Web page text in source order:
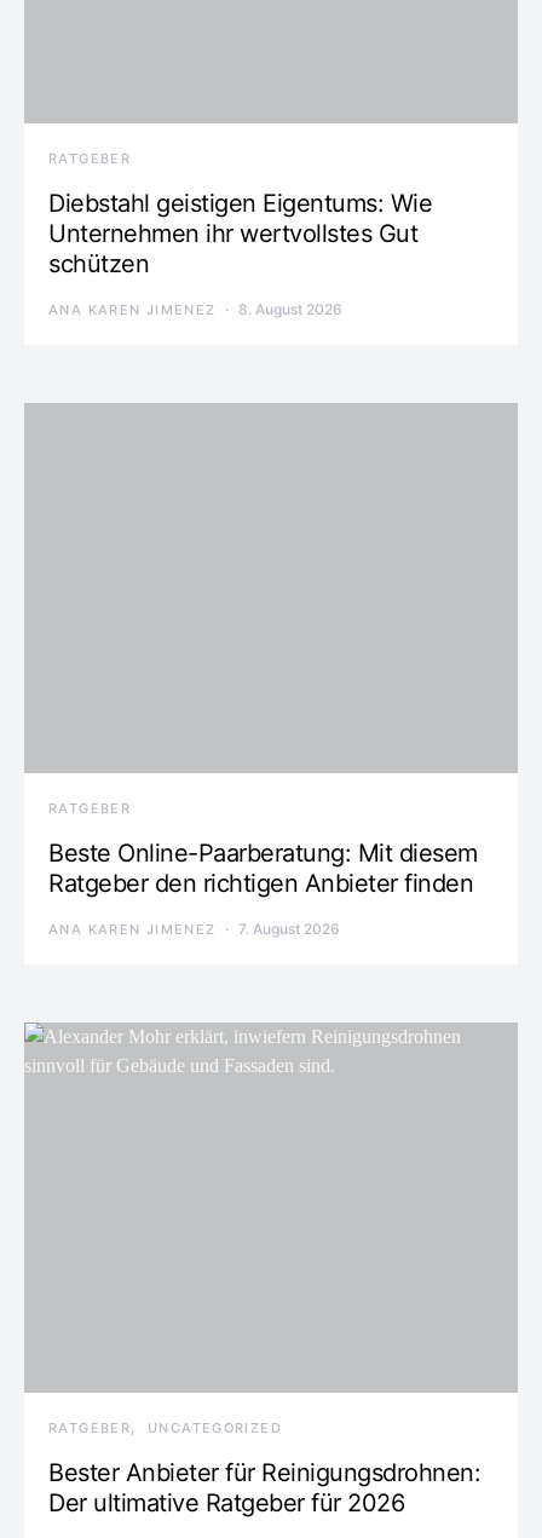
RATGEBER
Diebstahl geistigen Eigentums: Wie
Unternehmen ihr wertvollstes Gut
schützen
ANA KAREN JIMENEZ 8. August 2026
RATGEBER
Beste Online-Paarberatung: Mit diesem
Ratgeber den richtigen Anbieter finden
ANA KAREN JIMENEZ 7. August 2026
RATGEBER UNCATEGORIZED
Bester Anbieter für Reinigungsdrohnen:
Der ultimative Ratgeber für 2026